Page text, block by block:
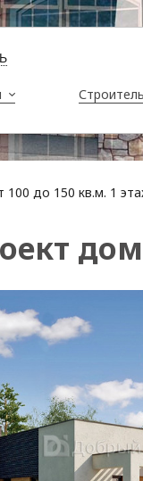
100 до 150 кв.м. 1